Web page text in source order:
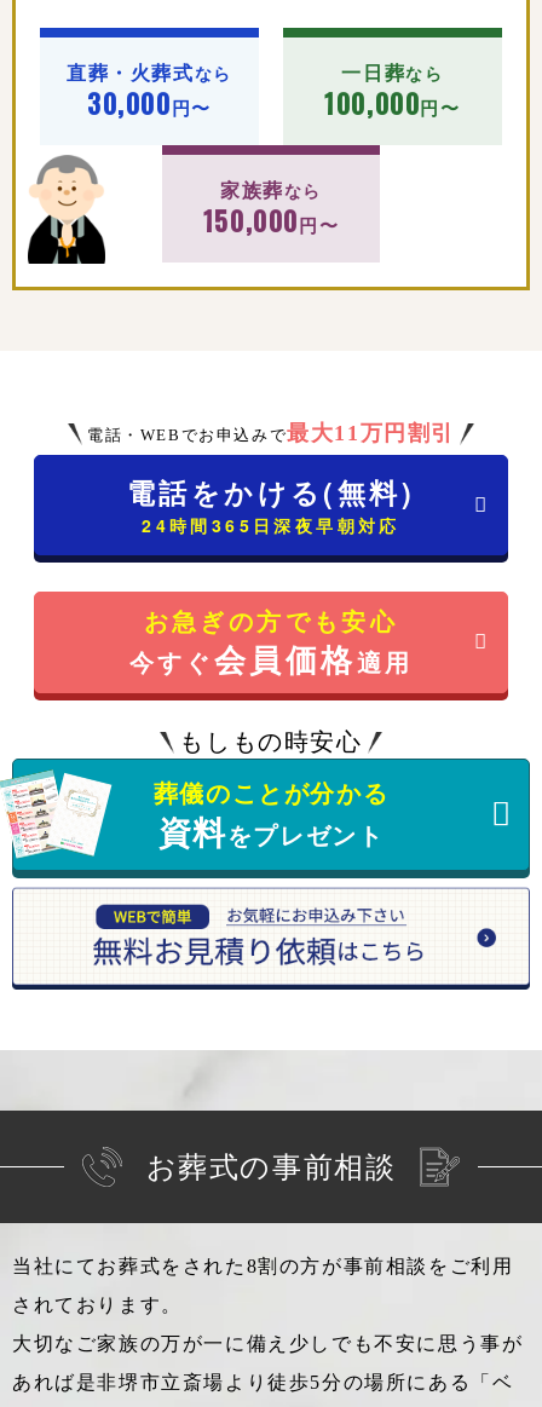
直葬・火葬式なら
30,000円〜
一日葬なら
100,000円〜
家族葬 なら
150,000円〜
電話・WEBでお申込みで最大11万円割引
電話をかける(無料)
24時間365日深夜早朝対応
お急ぎの方でも安心
今すぐ会員価格適用
もしもの時安心
葬儀のことが分かる
資料をプレゼント
お葬式の事前相談
当社にてお葬式をされた8割の方が事前相談をご利用
されております。
大切なご家族の万が一に備え少しでも不安に思う事が
あれば是非堺市立斎場より徒歩5分の場所にある「ベ